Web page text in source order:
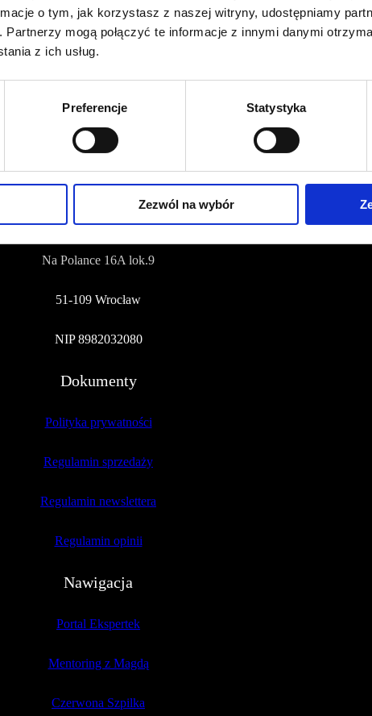
o tym, jak korzystasz z naszej witryny, udostępniamy
mogą połączyć te informacje z innymi danymi
z ich usług.
Preferencje Statystyka
Zezwól na wybór
kontakt@czerwonaszpilka.pl
+48 577 333 077
81 1090 2398 0000 0001 0191 1368
CZERWONA SZPILKA
Na Polance 16A lok.9
51-109 Wrocław
NIP 8982032080
Dokumenty
Polityka prywatności
Regulamin sprzedaży
Regulamin newslettera
Regulamin opinii
Nawigacja
Portal Ekspertek
Mentoring z Magdą
Czerwona Szpilka